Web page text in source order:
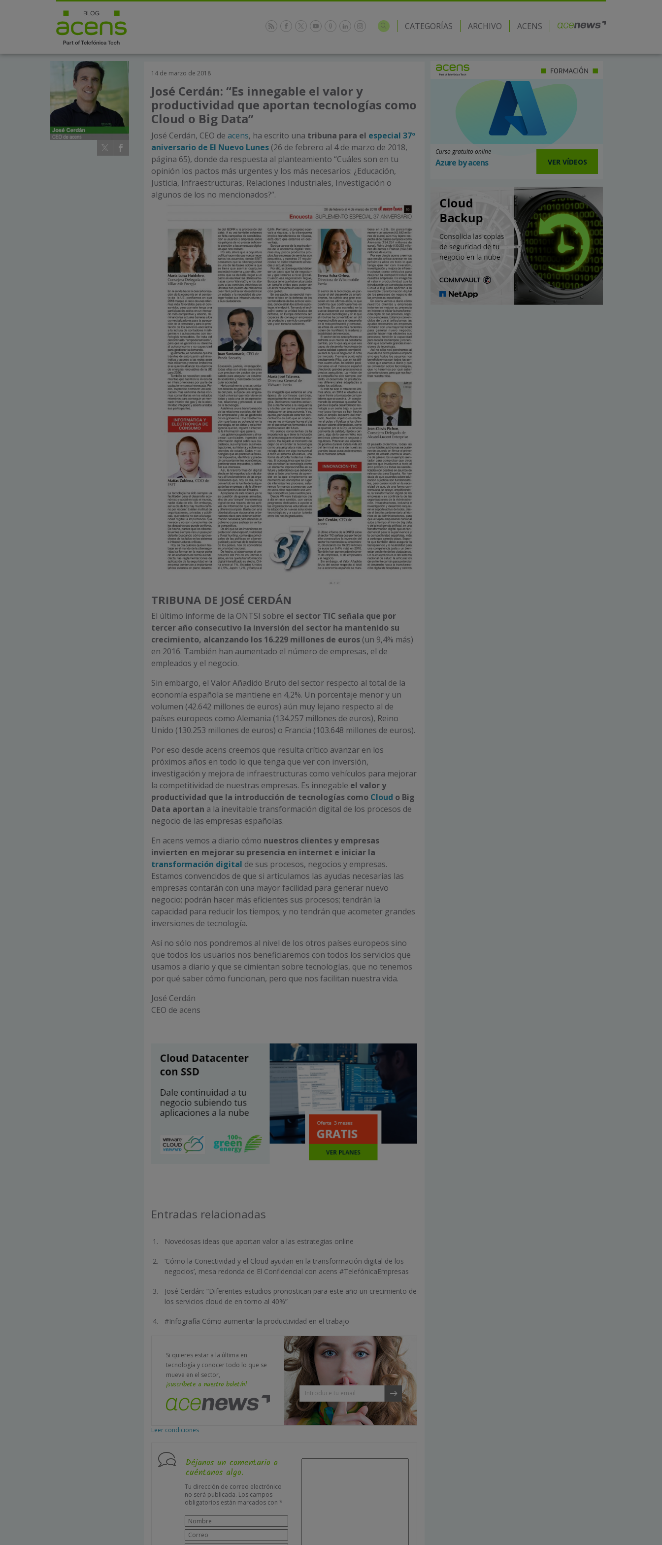
CATEGORÍAS ARCHIVO ACENS
14 de marzo de 2018
José Cerdán: “Es innegable el valor y
productividad que aportan tecnologías como
Cloud o Big Data”
José Cerdán, CEO de acens, ha escrito una tribuna para el especial 37º
aniversario de El Nuevo Lunes (26 de febrero al 4 de marzo de 2018,
página 65), donde da respuesta al planteamiento “Cuáles son en tu
opinión los pactos más urgentes y los más necesarios: ¿Educación,
Justicia, Infraestructuras, Relaciones Industriales, Investigación o
algunos de los no mencionados?”.
TRIBUNA DE JOSÉ CERDÁN
El último informe de la ONTSI sobre el sector TIC señala que por
tercer año consecutivo la inversión del sector ha mantenido su
crecimiento, alcanzando los 16.229 millones de euros (un 9,4% más)
en 2016. También han aumentado el número de empresas, el de
empleados y el negocio.
Sin embargo, el Valor Añadido Bruto del sector respecto al total de la
economía española se mantiene en 4,2%. Un porcentaje menor y un
volumen (42.642 millones de euros) aún muy lejano respecto al de
países europeos como Alemania (134.257 millones de euros), Reino
Unido (130.253 millones de euros) o Francia (103.648 millones de euros).
Por eso desde acens creemos que resulta crítico avanzar en los
próximos años en todo lo que tenga que ver con inversión,
investigación y mejora de infraestructuras como vehículos para mejorar
la competitividad de nuestras empresas. Es innegable el valor y
productividad que la introducción de tecnologías como Cloud o Big
Data aportan a la inevitable transformación digital de los procesos de
negocio de las empresas españolas.
En acens vemos a diario cómo nuestros clientes y empresas
invierten en mejorar su presencia en internet e iniciar la
transformación digital de sus procesos, negocios y empresas.
Estamos convencidos de que si articulamos las ayudas necesarias las
empresas contarán con una mayor facilidad para generar nuevo
negocio; podrán hacer más eficientes sus procesos; tendrán la
capacidad para reducir los tiempos; y no tendrán que acometer grandes
inversiones de tecnología.
Así no sólo nos pondremos al nivel de los otros países europeos sino
que todos los usuarios nos beneficiaremos con todos los servicios que
usamos a diario y que se cimientan sobre tecnologías, que no tenemos
por qué saber cómo funcionan, pero que nos facilitan nuestra vida.
José Cerdán
CEO de acens
Entradas relacionadas
Novedosas ideas que aportan valor a las estrategias online
‘Cómo la Conectividad y el Cloud ayudan en la transformación digital de los
negocios’, mesa redonda de El Confidencial con acens #TelefónicaEmpresas
José Cerdán: “Diferentes estudios pronostican para este año un crecimiento de
los servicios cloud de en torno al 40%”
#Infografía Cómo aumentar la productividad en el trabajo
Si quieres estar a la última en
tecnología y conocer todo lo que se
mueve en el sector,
¡suscríbete a nuestro boletín!
Leer condiciones
Déjanos un comentario o
cuéntanos algo.
Tu dirección de correo electrónico
no será publicada. Los campos
obligatorios están marcados con *
Curso gratuito online
Azure by acens VER VÍDEOS